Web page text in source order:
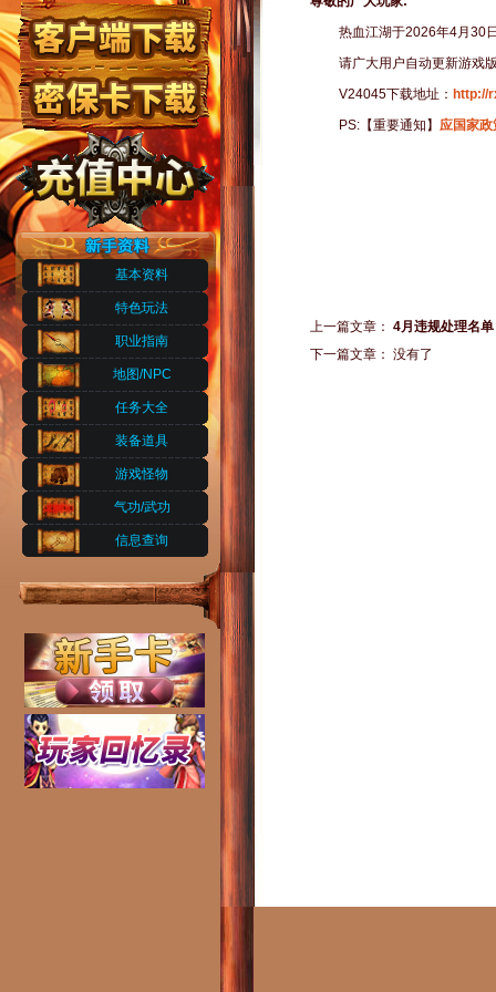
基本资料
特色玩法
职业指南
地图/NPC
任务大全
装备道具
游戏怪物
气功/武功
信息查询
热血江湖于2026年4月30
请广大用户自动更新游戏
V24045下载地址： http://
PS:【重要通知】 应国家政
上一篇文章： 4月违规处理名单
下一篇文章： 没有了